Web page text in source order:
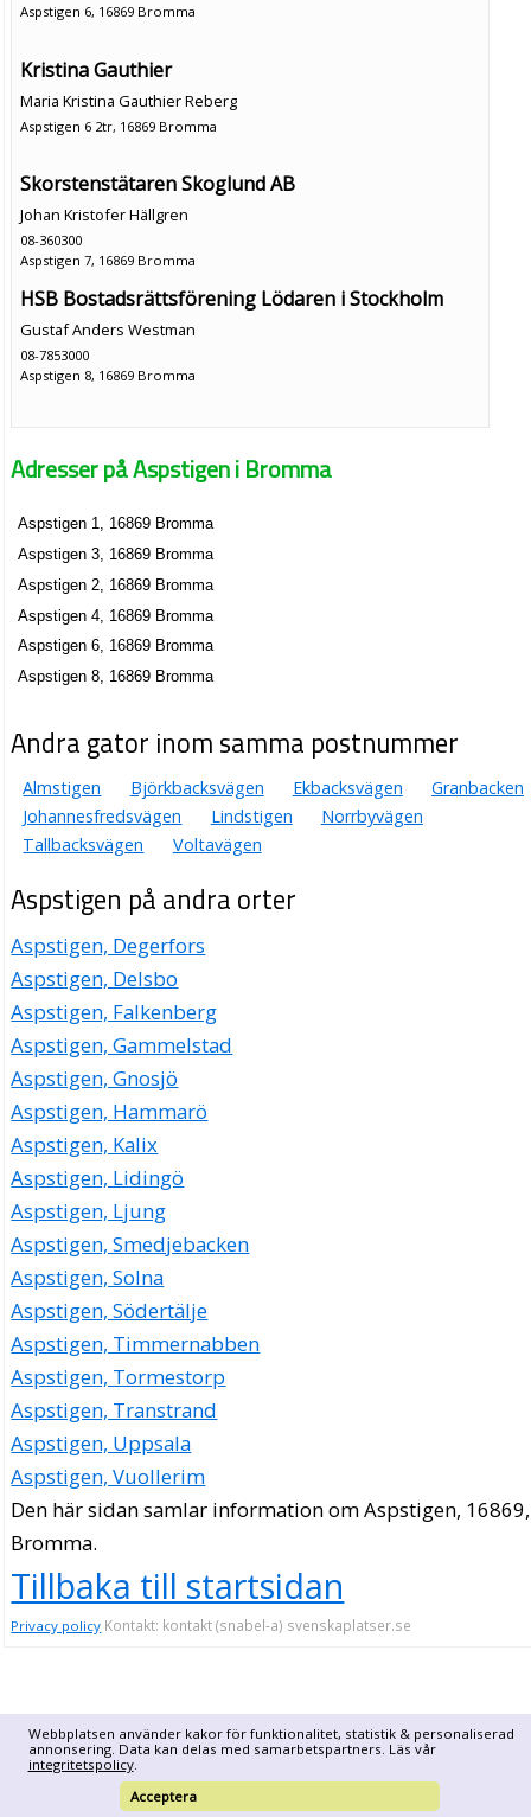
Webbplatsen använder kakor för funktionalitet, statistik & personaliserad
annonsering. Data kan delas med samarbetspartners. Läs vår
integritetspolicy.
Acceptera
Aspstigen 6, 16869 Bromma
Kristina Gauthier
Maria Kristina Gauthier Reberg
Aspstigen 6 2tr, 16869 Bromma
Skorstenstätaren Skoglund AB
Johan Kristofer Hällgren
08-360300
Aspstigen 7, 16869 Bromma
HSB Bostadsrättsförening Lödaren i Stockholm
Gustaf Anders Westman
08-7853000
Aspstigen 8, 16869 Bromma
Adresser på Aspstigen i Bromma
Aspstigen 1, 16869 Bromma
Aspstigen 3, 16869 Bromma
Aspstigen 2, 16869 Bromma
Aspstigen 4, 16869 Bromma
Aspstigen 6, 16869 Bromma
Aspstigen 8, 16869 Bromma
Andra gator inom samma postnummer
Almstigen Björkbacksvägen Ekbacksvägen
Granbacken
Johannesfredsvägen
Lindstigen
Norrbyvägen
Tallbacksvägen
Voltavägen
Aspstigen på andra orter
Aspstigen, Degerfors
Aspstigen, Delsbo
Aspstigen, Falkenberg
Aspstigen, Gammelstad
Aspstigen, Gnosjö
Aspstigen, Hammarö
Aspstigen, Kalix
Aspstigen, Lidingö
Aspstigen, Ljung
Aspstigen, Smedjebacken
Aspstigen, Solna
Aspstigen, Södertälje
Aspstigen, Timmernabben
Aspstigen, Tormestorp
Aspstigen, Transtrand
Aspstigen, Uppsala
Aspstigen, Vuollerim
Den här sidan samlar information om Aspstigen, 16869,
Bromma.
Tillbaka till startsidan
Privacy policy Kontakt: kontakt (snabel-a) svenskaplatser.se